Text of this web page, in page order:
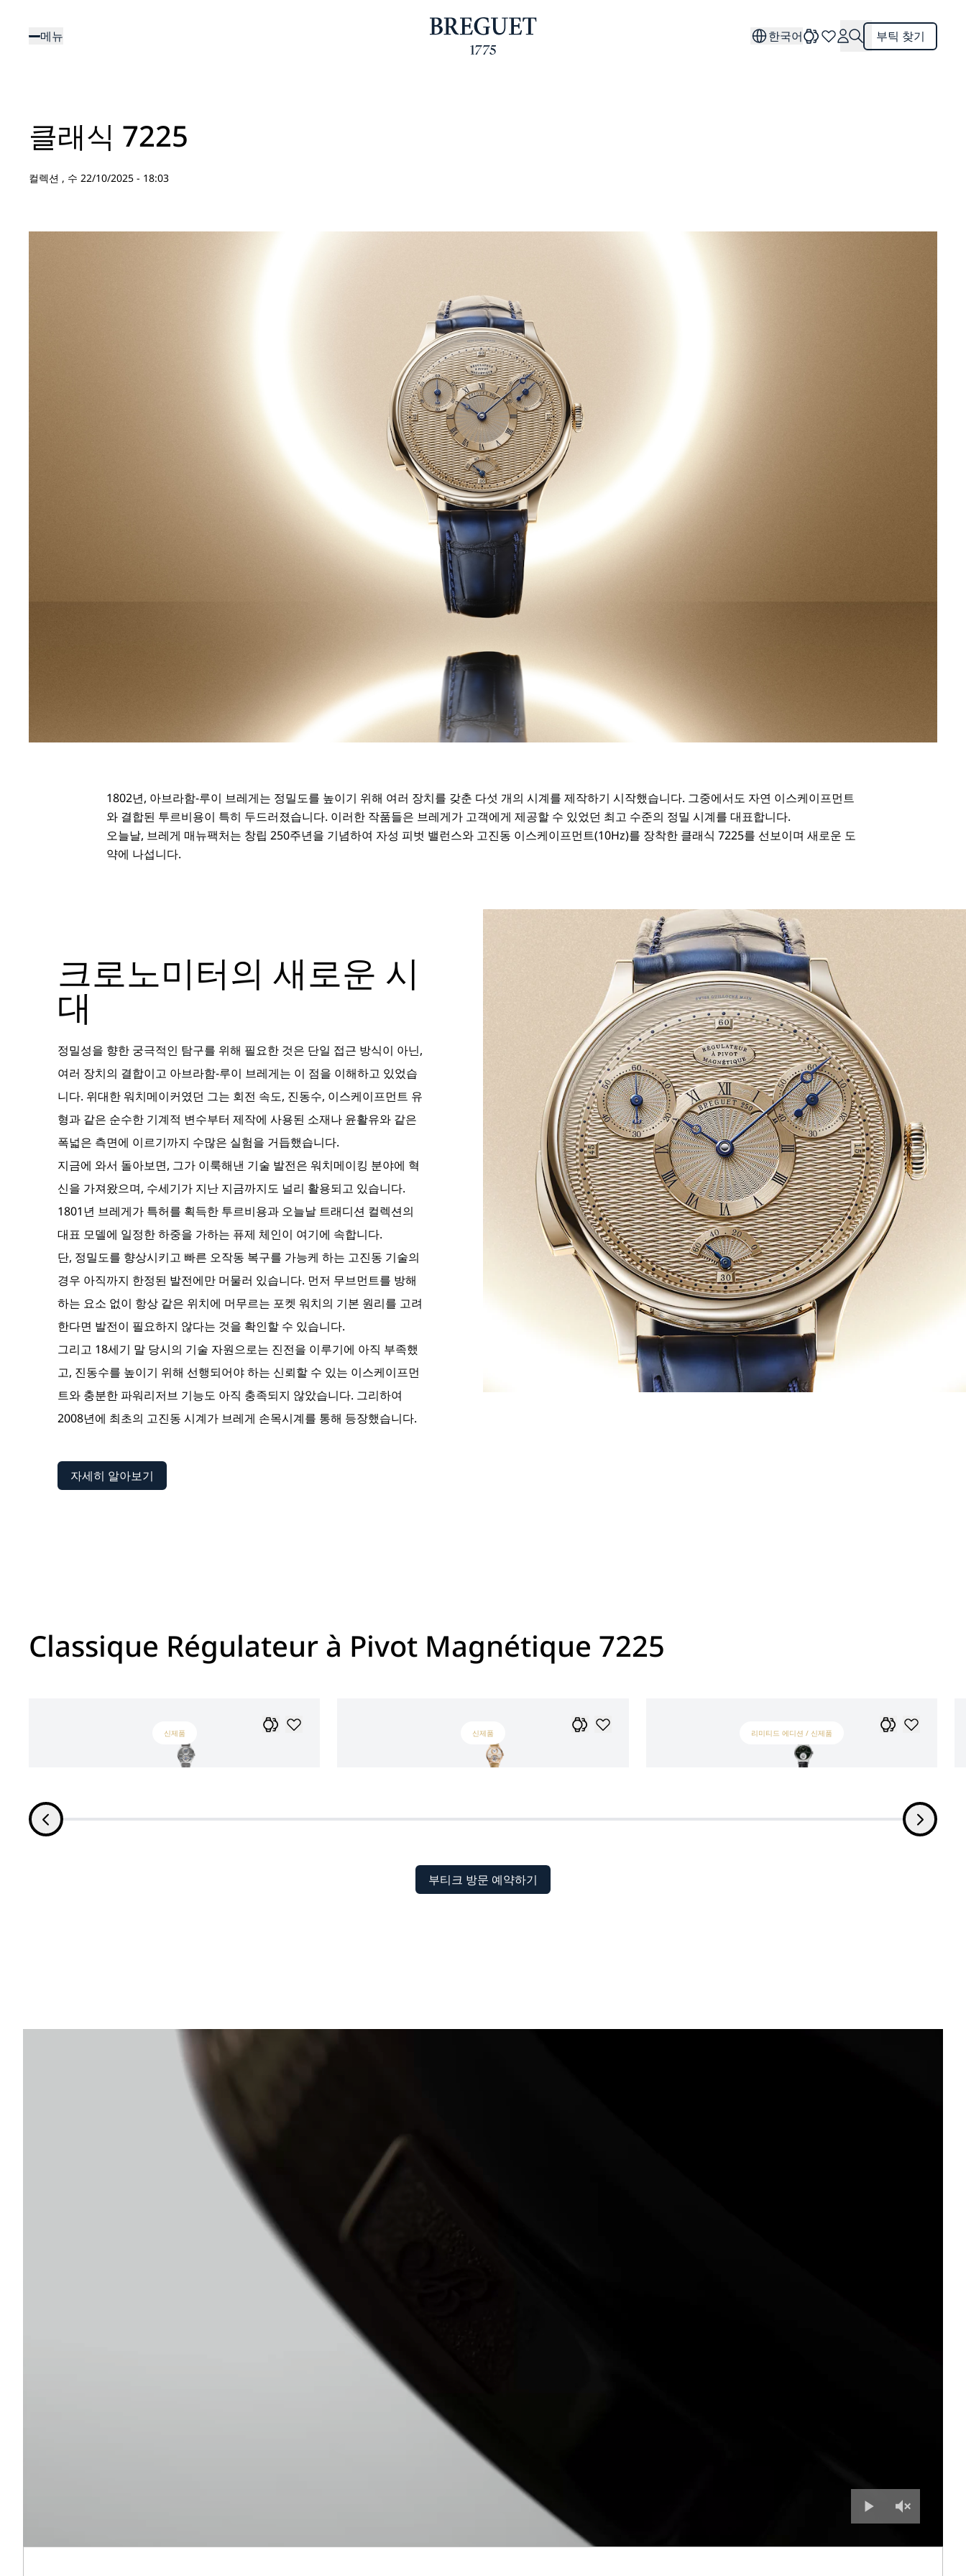
메뉴 한국어 부틱 찾기
클래식 7225
컬렉션 , 수 22/10/2025 - 18:03
1802년, 아브라함-루이 브레게는 정밀도를 높이기 위해 여러 장치를 갖춘 다섯 개의 시계를 제작하기 시작했습니다. 그중에서도 자연 이스케이프먼트
와 결합된 투르비용이 특히 두드러졌습니다. 이러한 작품들은 브레게가 고객에게 제공할 수 있었던 최고 수준의 정밀 시계를 대표합니다.
오늘날, 브레게 매뉴팩처는 창립 250주년을 기념하여 자성 피벗 밸런스와 고진동 이스케이프먼트(10Hz)를 장착한 클래식 7225를 선보이며 새로운 도
약에 나섭니다.
크로노미터의 새로운 시
대
정밀성을 향한 궁극적인 탐구를 위해 필요한 것은 단일 접근 방식이 아닌,
여러 장치의 결합이고 아브라함-루이 브레게는 이 점을 이해하고 있었습
니다. 위대한 워치메이커였던 그는 회전 속도, 진동수, 이스케이프먼트 유
형과 같은 순수한 기계적 변수부터 제작에 사용된 소재나 윤활유와 같은
폭넓은 측면에 이르기까지 수많은 실험을 거듭했습니다.
지금에 와서 돌아보면, 그가 이룩해낸 기술 발전은 워치메이킹 분야에 혁
신을 가져왔으며, 수세기가 지난 지금까지도 널리 활용되고 있습니다.
1801년 브레게가 특허를 획득한 투르비용과 오늘날 트래디션 컬렉션의
대표 모델에 일정한 하중을 가하는 퓨제 체인이 여기에 속합니다.
단, 정밀도를 향상시키고 빠른 오작동 복구를 가능케 하는 고진동 기술의
경우 아직까지 한정된 발전에만 머물러 있습니다. 먼저 무브먼트를 방해
하는 요소 없이 항상 같은 위치에 머무르는 포켓 워치의 기본 원리를 고려
한다면 발전이 필요하지 않다는 것을 확인할 수 있습니다.
그리고 18세기 말 당시의 기술 자원으로는 진전을 이루기에 아직 부족했
고, 진동수를 높이기 위해 선행되어야 하는 신뢰할 수 있는 이스케이프먼
트와 충분한 파워리저브 기능도 아직 충족되지 않았습니다. 그리하여
2008년에 최초의 고진동 시계가 브레게 손목시계를 통해 등장했습니다.
자세히 알아보기
Classique Régulateur à Pivot Magnétique 7225
신제품 신제품 리미티드 에디션 / 신제품
부티크 방문 예약하기